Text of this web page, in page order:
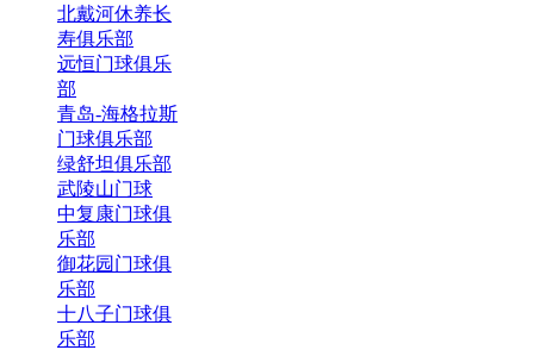
北戴河休养长
寿俱乐部
远恒门球俱乐
部
青岛-海格拉斯
门球俱乐部
绿舒坦俱乐部
武陵山门球
中复康门球俱
乐部
御花园门球俱
乐部
十八子门球俱
乐部